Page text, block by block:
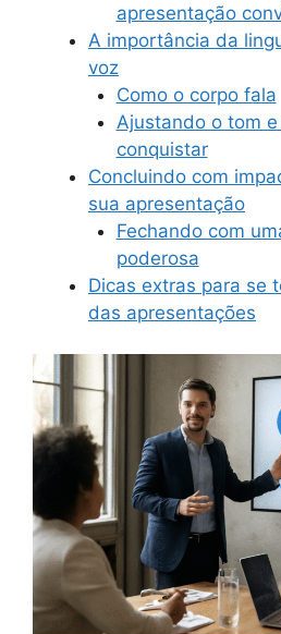
apresentação
A importância da
voz
Como o corpo fala
Ajustando o tom
conquistar
Concluindo com
sua apresentação
Fechando com
poderosa
Dicas extras para se
das apresentações